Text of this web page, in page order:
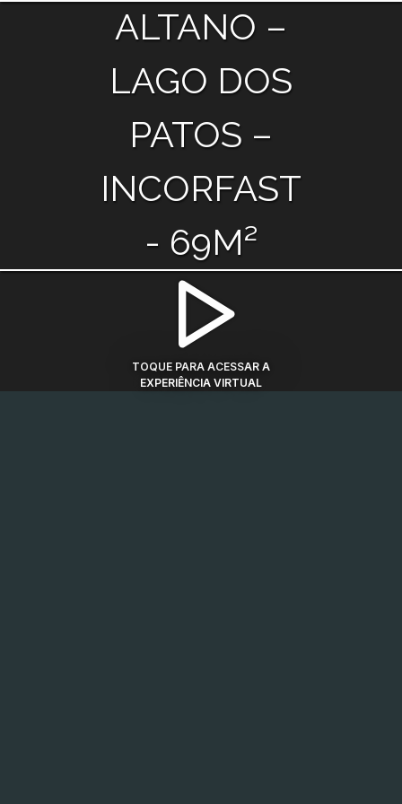
ALTANO –
LAGO DOS
PATOS –
INCORFAST
- 69M²
TOQUE PARA ACESSAR A
EXPERIÊNCIA VIRTUAL